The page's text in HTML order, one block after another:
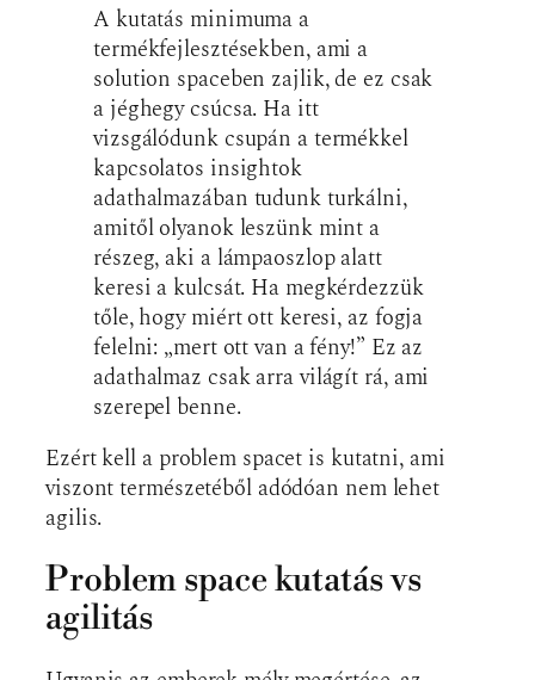
A kutatás minimuma a
termékfejlesztésekben, ami a
solution spaceben zajlik, de ez csak
a jéghegy csúcsa. Ha itt
vizsgálódunk csupán a termékkel
kapcsolatos insightok
adathalmazában tudunk turkálni,
amitől olyanok leszünk mint a
részeg, aki a lámpaoszlop alatt
keresi a kulcsát. Ha megkérdezzük
tőle, hogy miért ott keresi, az fogja
felelni: „mert ott van a fény!” Ez az
adathalmaz csak arra világít rá, ami
szerepel benne.
Ezért kell a problem spacet is kutatni, ami
viszont természetéből adódóan nem lehet
agilis.
Problem space kutatás vs
agilitás